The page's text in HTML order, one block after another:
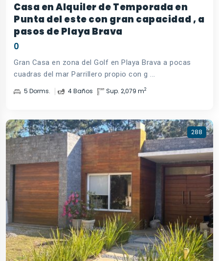
Casa en Alquiler de Temporada en
Punta del este con gran capacidad , a
pasos de Playa Brava
0
Gran Casa en zona del Golf en Playa Brava a pocas
cuadras del mar Parrillero propio con g ...
5 Dorms. 4 Baños Sup. 2,079 m2
288